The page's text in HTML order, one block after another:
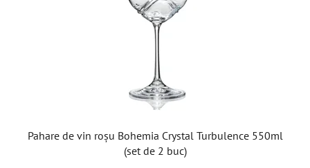
Pahare de vin roșu Bohemia Crystal Turbulence 550ml
(set de 2 buc)